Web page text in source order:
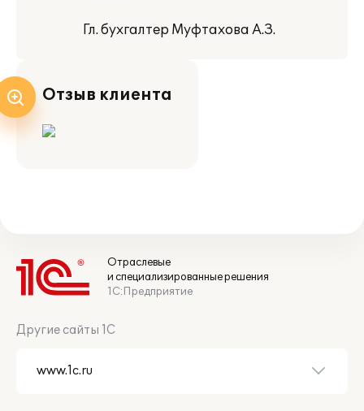
Гл. бухгалтер Муфтахова А.З.
Отзыв клиента
Отраслевые
и специализированные решения
1С:Предприятие
Другие сайты 1С